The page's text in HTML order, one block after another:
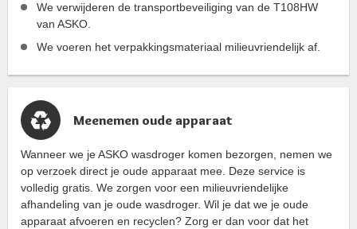
We verwijderen de transportbeveiliging van de T108HW
van ASKO.
We voeren het verpakkingsmateriaal milieuvriendelijk af.
Meenemen oude apparaat
Wanneer we je ASKO wasdroger komen bezorgen, nemen we
op verzoek direct je oude apparaat mee. Deze service is
volledig gratis. We zorgen voor een milieuvriendelijke
afhandeling van je oude wasdroger. Wil je dat we je oude
apparaat afvoeren en recyclen? Zorg er dan voor dat het